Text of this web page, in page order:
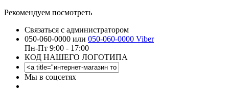
Рекомендуем посмотреть
Связаться с администратором
050-060-0000 или 050-060-0000 Viber
Пн-Пт 9:00 - 17:00
КОД НАШЕГО ЛОГОТИПА
Мы в соцсетях